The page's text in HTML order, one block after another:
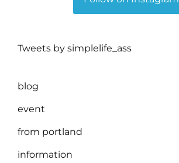
Tweets by simplelife_ass
blog
event
from portland
information